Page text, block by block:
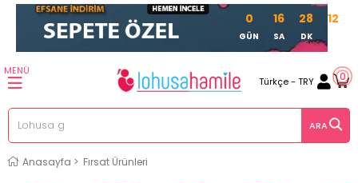
0
GÜN
16
SA
28
DK
11
0
MENÜ
Türkçe - TRY
Anasayfa > Fırsat Ürünleri